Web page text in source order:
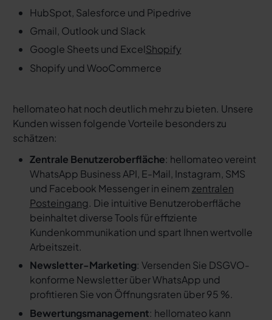
HubSpot, Salesforce und Pipedrive
Gmail, Outlook und Slack
Google Sheets und ExcelShopify
Shopify und WooCommerce
hellomateo hat noch deutlich mehr zu bieten. Unsere
Kunden wissen folgende Vorteile besonders zu
schätzen:
Zentrale Benutzeroberfläche: hellomateo vereint
WhatsApp Business API, E-Mail, Instagram, SMS
und Facebook Messenger in einem zentralen
Posteingang. Die intuitive Benutzeroberfläche
beinhaltet diverse Tools für effiziente
Kundenkommunikation und spart Ihnen wertvolle
Arbeitszeit.
Newsletter-Marketing: Versenden Sie DSGVO-
konforme Newsletter über WhatsApp und
profitieren Sie von Öffnungsraten über 95 %.
Bewertungsmanagement: hellomateo kann